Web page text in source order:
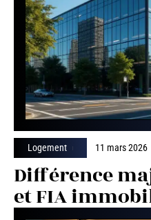
Logement 11 mars 2026
Différence
et FIA